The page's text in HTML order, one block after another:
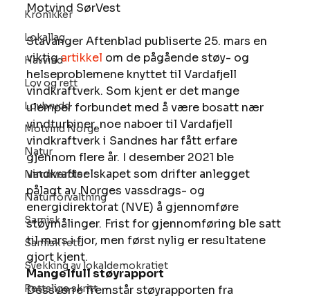
Kronikker
Lokallag
Havvind
Lov og rett
Lovbrudd
Motvind Norge
Natur
Naturverdier
Naturforvaltning
Samisk
Samisk rett
Svekking av lokaldemokratiet
Rettslige skritt
Motvind SørVest
Stavanger Aftenblad publiserte 25. mars en
viktig artikkel om de pågående støy- og
helseproblemene knyttet til Vardafjell
vindkraftverk. Som kjent er det mange
ulemper forbundet med å være bosatt nær
vindturbiner, noe naboer til Vardafjell
vindkraftverk i Sandnes har fått erfare
gjennom flere år. I desember 2021 ble
vindkraftselskapet som drifter anlegget
pålagt av Norges vassdrags- og
energidirektorat (NVE) å gjennomføre
støymålinger. Frist for gjennomføring ble satt
til mars i fjor, men først nylig er resultatene
gjort kjent.
Mangelfull støyrapport
Dessverre fremstår støyrapporten fra